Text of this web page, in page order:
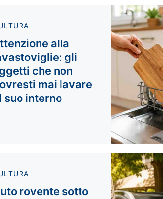
alla
gli
che non
mai lavare
suo interno
rovente sotto